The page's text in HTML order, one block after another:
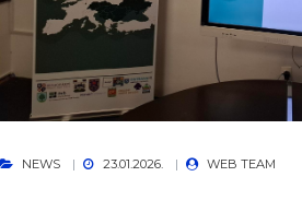
NEWS 23.01.2026. WEB TEAM